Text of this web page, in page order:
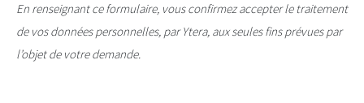
En renseignant ce formulaire, vous confirmez accepter le traitement
de vos données personnelles, par Ytera, aux seules fins prévues par
l’objet de votre demande.